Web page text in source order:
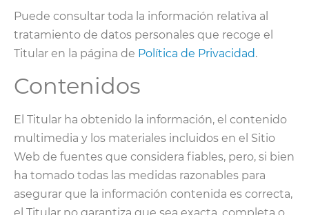
Puede consultar toda la información relativa al
tratamiento de datos personales que recoge el
Titular en la página de Política de Privacidad.
Contenidos
El Titular ha obtenido la información, el contenido
multimedia y los materiales incluidos en el Sitio
Web de fuentes que considera fiables, pero, si bien
ha tomado todas las medidas razonables para
asegurar que la información contenida es correcta,
el Titular no garantiza que sea exacta, completa o